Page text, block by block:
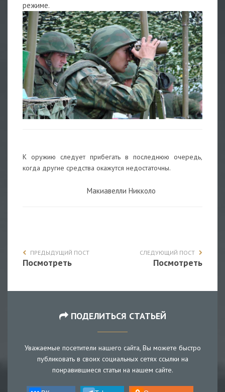
режиме.
К оружию следует прибегать в последнюю очередь,
когда другие средства окажутся недостаточны.
Макиавелли Никколо
ПРЕДЫДУЩИЙ ПОСТ
Посмотреть
СЛЕДУЮЩИЙ ПОСТ
Посмотреть
ПОДЕЛИТЬСЯ СТАТЬЕЙ
Уважаемые посетители нашего сайта, Вы можете быстро
публиковать в своих социальных сетях ссылки на
понравившиеся статьи на нашем сайте.